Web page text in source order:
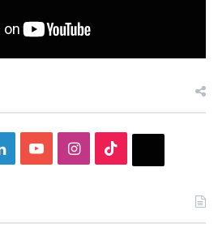
LinkedInYouTubeInstagram